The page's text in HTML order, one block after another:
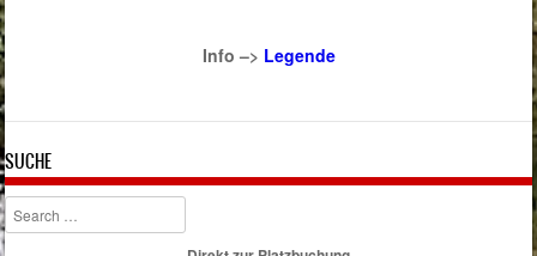
Info –> Legende
SUCHE
Search